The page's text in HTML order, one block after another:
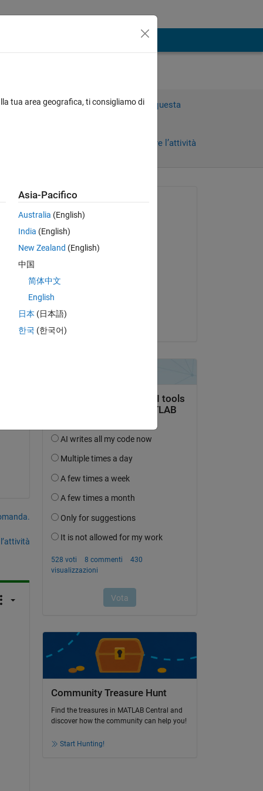
Accedi per rispondere a questa
Accedi per seguire l’attività
recenti
Richiesto:
Farshid Daryabor
il 28 Gen 2020
Commentato:
il 28 Gen 2020
Community Treasure Hunt
Find the treasures in MATLAB Central and
discover how the community can help you!
Start Hunting!
tua area geografica, ti consigliamo di
Asia-Pacifico
Australia (English)
India (English)
New Zealand (English)
中国
简体中文
English
日本 (日本語)
한국 (한국어)